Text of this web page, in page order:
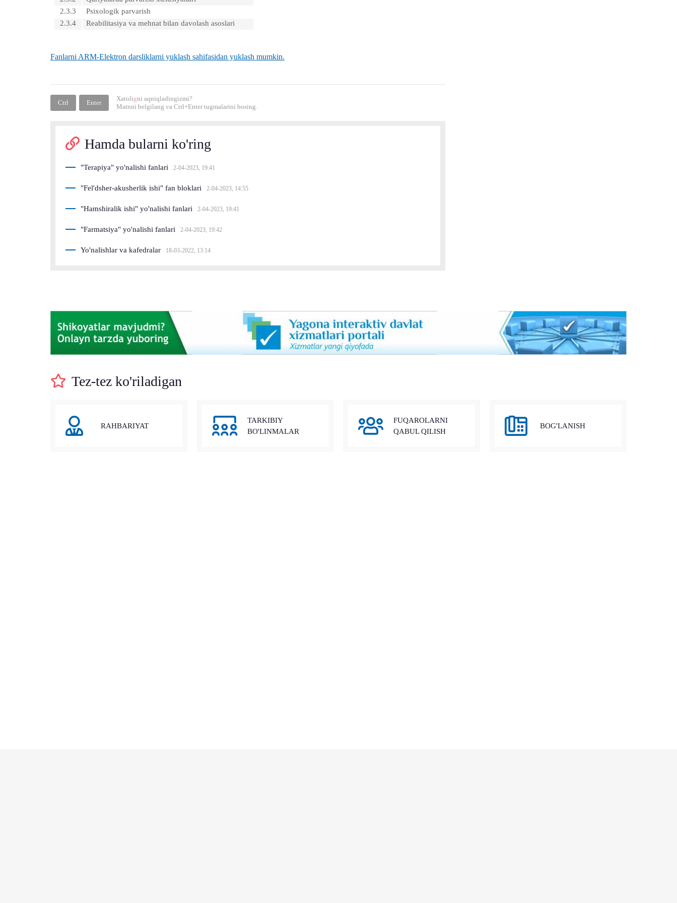
2.3.3
Psixologik parvarish
2.3.4
Reabilitasiya va mehnat bilan davolash asoslari
Fanlarni ARM-Elektron darsliklarni yuklash sahifasidan yuklash mumkin.
Ctrl Enter
Xatoligni aqniqladingizmi?
Matnni belgilang va Ctrl+Enter tugmalarini bosing.
Hamda bularni ko'ring
"Terapiya" yo'nalishi fanlari 2-04-2023, 19:41
"Fel'dsher-akusherlik ishi" fan bloklari 2-04-2023, 14:55
"Hamshiralik ishi" yo'nalishi fanlari 2-04-2023, 19:41
"Farmatsiya" yo'nalishi fanlari 2-04-2023, 19:42
Yo'nalishlar va kafedralar 18-03-2022, 13:14
Tez-tez ko'riladigan
RAHBARIYAT
TARKIBIY
BO'LINMALAR
FUQAROLARNI
QABUL QILISH
BOG'LANISH